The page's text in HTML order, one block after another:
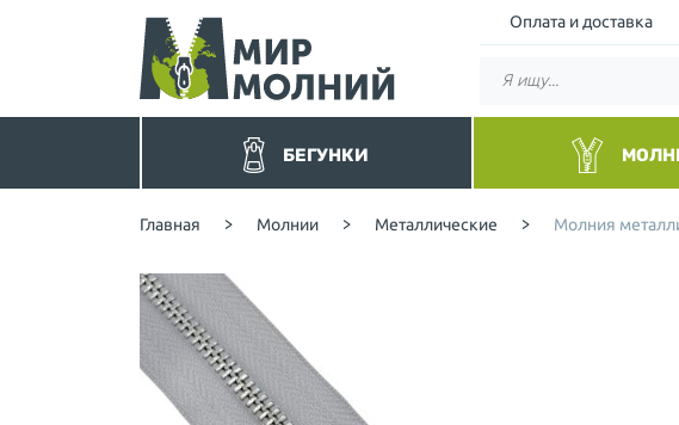
Оплата и доставка
БЕГУНКИ
Цветные
Для спиральных потайных
(реверсных)
Для тракторных молний
Для металлических молний
Для обувных молний
Двухсторонние-перекидные
Для Барышевской молнии
Спиральные
Главная > Молнии > Металлические > Молния